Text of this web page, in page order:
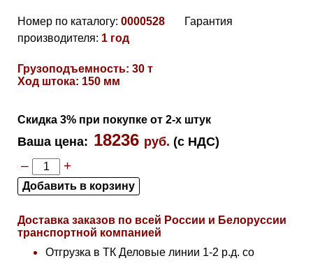
Номер по каталогу: 0000528
Гарантия
производителя: 1 год
Грузоподъемность: 30 т
Ход штока: 150 мм
Скидка 3% при покупке от 2-х штук
Ваша цена: 18236 руб.(с НДС)
– +
Доставка заказов по всей России и Белоруссии
транспортной компанией
Отгрузка в ТК Деловые линии 1-2 р.д. со